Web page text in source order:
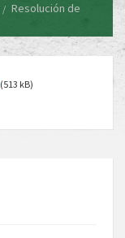
Resolución de
(513 kB)